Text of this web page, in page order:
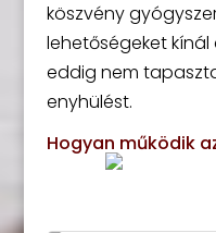
köszvény
lehetőségeket kínál
eddig nem
enyhülést.
Hogyan működik